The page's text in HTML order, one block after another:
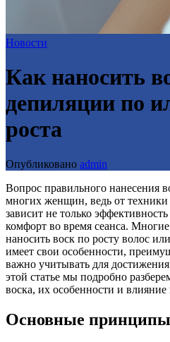
Новости
Как наносить
депиляции по
роста
Опубликовано admin
Вопрос правильного нанесения
многих женщин, ведь от
зависит не только
комфорт во время сеанса.
наносить воск по росту волос
имеет свои особенности,
важно учитывать для
этой статье мы подробно
воска, их особенности и влияние
Основные